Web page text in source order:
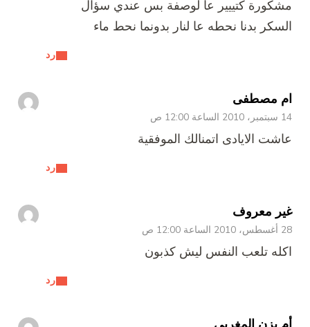
رد
مشكورة كتييير عا لوصفة بس عندي سؤال
السكر بدنا نحطه عا لنار بدونما نحط ماء
ام مصطفى
14 سبتمبر، 2010 الساعة 12:00 ص
رد
عاشت الايادى اتمنالك الموفقية
غير معروف
28 أغسطس، 2010 الساعة 12:00 ص
رد
اكله تلعب النفس ليش كذبون